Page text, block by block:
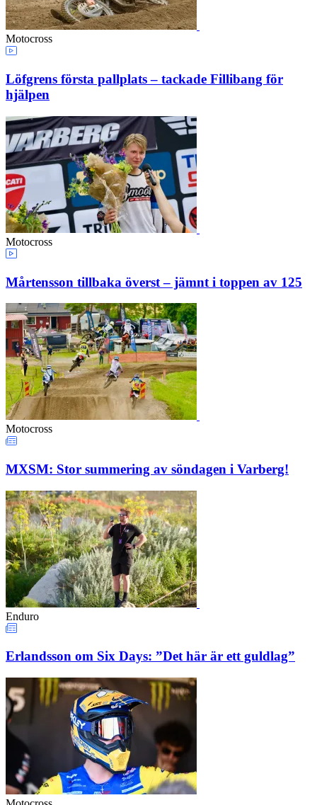
Motocross
Löfgrens första pallplats – tackade Fillibang för
hjälpen
Motocross
Mårtensson tillbaka överst – jämnt i toppen av 125
Motocross
MXSM: Stor summering av söndagen i Varberg!
Enduro
Erlandsson om Six Days: ”Det här är ett guldlag”